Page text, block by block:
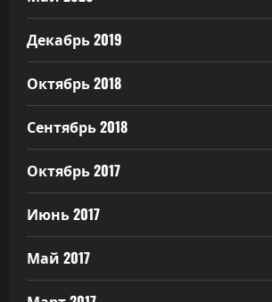
Декабрь 2019
Октябрь 2018
Сентябрь 2018
Октябрь 2017
Июнь 2017
Май 2017